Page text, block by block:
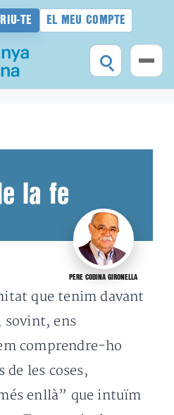
TE EL MEU COMPTE
la fe
PERE CODINA GIRONELLA
que tenim davant
sovint, ens
comprendre-ho
les coses,
enllà” que intuïm